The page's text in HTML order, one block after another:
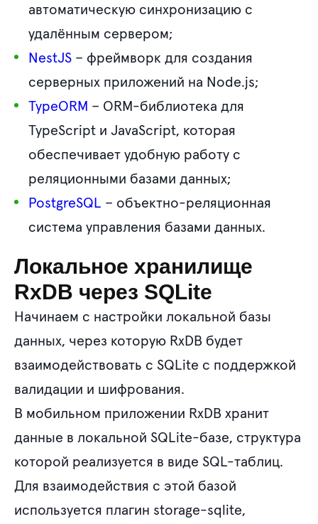
автоматическую синхронизацию с
удалённым сервером;
NestJS – фреймворк для создания
серверных приложений на Node.js;
TypeORM – ORM-библиотека для
TypeScript и JavaScript, которая
обеспечивает удобную работу с
реляционными базами данных;
PostgreSQL – объектно-реляционная
система управления базами данных.
Локальное хранилище
RxDB через SQLite
Начинаем с настройки локальной базы
данных, через которую RxDB будет
взаимодействовать с SQLite с поддержкой
валидации и шифрования.
В мобильном приложении RxDB хранит
данные в локальной SQLite-базе, структура
которой реализуется в виде SQL-таблиц.
Для взаимодействия с этой базой
используется плагин storage-sqlite,